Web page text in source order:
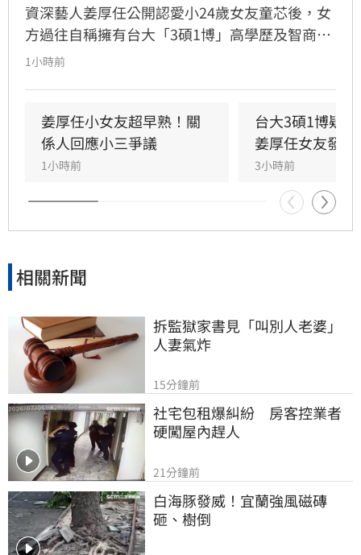
資深藝人姜厚任公開認愛小24歲女友童芯後，女
方過往自稱擁有台大「3碩1博」高學歷及智商
146等背景引發外界高度質疑。童芯日前於社群
件，導致話題持續發酵，網友針對其學歷真實性
仍存有諸多疑問。面對女友身陷輿論風波，姜厚
任展現力挺態度，笑稱兩人的戀情已像偵探片，
1小時前
姜厚任小女友超早熟！關
係人回應小三爭議
1小時前
台大3碩1博疑
姜厚任女友發聲
3小時前
相關新聞
拆監獄家書見「叫別人老婆」
人妻氣炸
15分鐘前
社宅包租爆糾紛　房客控業者
硬闖屋內趕人
21分鐘前
白海豚發威！宜蘭強風磁磚
砸、樹倒